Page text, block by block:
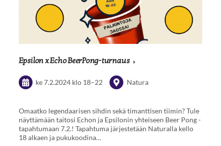
Epsilon x Echo BeerPong-turnaus
ke 7.2.2024 klo 18–22 Natura
Omaatko legendaarisen sihdin sekä timanttisen tiimin? Tule
näyttämään taitosi Echon ja Epsilonin yhteiseen Beer Pong -
tapahtumaan 7.2.! Tapahtuma järjestetään Naturalla kello
18 alkaen ja pukukoodina…